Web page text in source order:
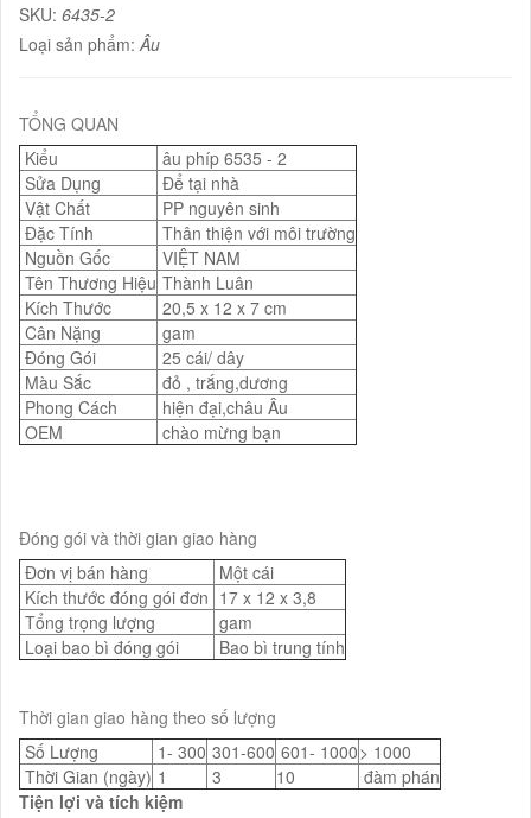
SKU: 6435-2
Loại sản phẩm: Âu
TỔNG QUAN
Kiểu
âu phíp 6535 - 2
Sửa Dụng
Để tại nhà
Vật Chất
PP nguyên sinh
Đặc Tính
Thân thiện với môi trường
Nguồn Gốc
VIỆT NAM
Tên Thương Hiệu Thành Luân
Kích Thước
20,5 x 12 x 7 cm
Cân Nặng
gam
Đóng Gói
25 cái/ dây
Màu Sắc
đỏ , trắng,dương
Phong Cách
hiện đại,châu Âu
OEM
chào mừng bạn
Đóng gói và thời gian giao hàng
Đơn vị bán hàng
Một cái
Kích thước đóng gói đơn 17 x 12 x 3,8
Tổng trọng lượng
gam
Loại bao bì đóng gói
Bao bì trung tính
Thời gian giao hàng theo số lượng
Số Lượng
1- 300 301-600 601- 1000> 1000
Thời Gian (ngày) 1 3 10
đàm phán
Tiện lợi và tích kiệm